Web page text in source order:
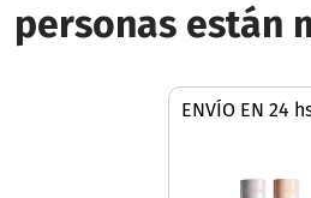
personas están
ENVÍO EN 24